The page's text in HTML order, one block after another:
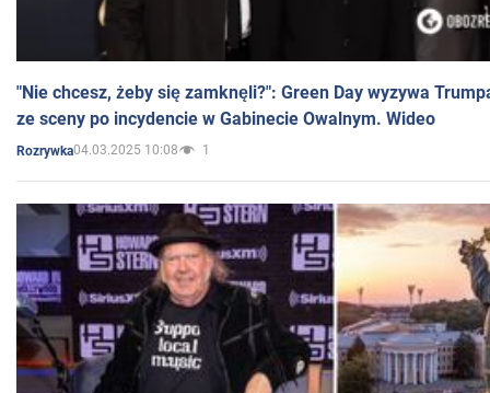
"Nie chcesz, żeby się zamknęli?": Green Day wyzywa
ze sceny po incydencie w Gabinecie Owalnym. Wideo
Rozrywka04.03.2025 10:08 1